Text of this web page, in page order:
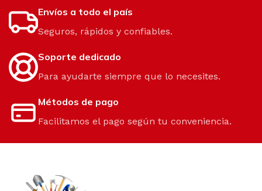
Envíos a todo el país
Seguros, rápidos y confiables.
Soporte dedicado
Para ayudarte siempre que lo necesites.
Métodos de pago
Facilitamos el pago según tu conveniencia.